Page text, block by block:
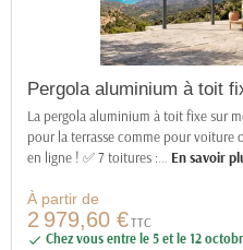
Pergola aluminium à toit
La pergola aluminium à toit fixe sur
pour la terrasse comme pour voiture
en ligne ! ✅ 7 toitures :… En savoir
À partir de
2 979,60 €TTC
 Chez vous entre le 5 et le 12